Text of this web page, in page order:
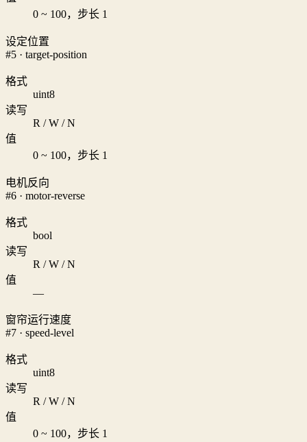
0 ~ 100，步长 1
设定位置
#5 · target-position
格式
uint8
读写
R / W / N
值
0 ~ 100，步长 1
电机反向
#6 · motor-reverse
格式
bool
读写
R / W / N
值
—
窗帘运行速度
#7 · speed-level
格式
uint8
读写
R / W / N
值
0 ~ 100，步长 1